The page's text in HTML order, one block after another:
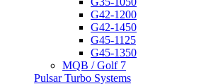
G42-1200
G42-1450
G45-1125
G45-1350
MQB / Golf 7
Pulsar Turbo Systems